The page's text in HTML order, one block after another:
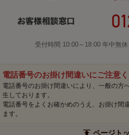
受付時間 10:00～18:00 年中無休
電話番号のお掛け間違いにご注意
電話番号のお掛け間違いにより、一般の方
生しております。
電話番号をよくお確かめのうえ、お掛け間
ます。
ページト